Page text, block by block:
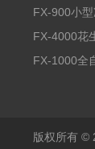
全自动气泡
FX-900小
备野菜清洗
FX-4000花
蒸煮漂烫机
FX-1000全
版权所有 ©